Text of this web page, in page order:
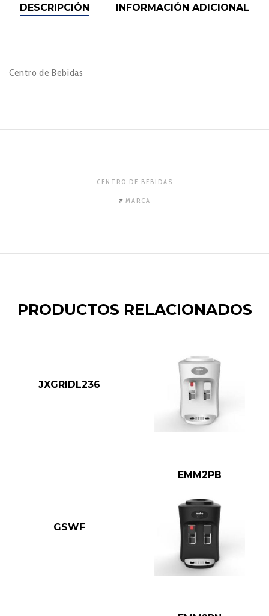
DESCRIPCIÓN INFORMACIÓN ADICIONAL
Centro de Bebidas
CENTRO DE BEBIDAS
MARCA
PRODUCTOS RELACIONADOS
JXGRIDL236
EMM2PB
GSWF